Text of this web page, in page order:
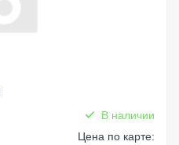
В наличии
Цена по карте: